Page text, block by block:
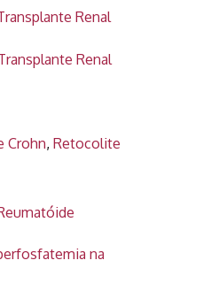
Renal
Renal
Crohn, Retocolite
na